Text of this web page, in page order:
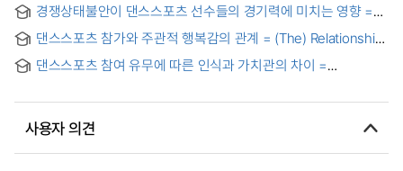
subjective well-being of the old
경쟁상태불안이 댄스스포츠 선수들의 경기력에 미치는 영향 =
players' performance
댄스스포츠 참가와 주관적 행복감의 관계 = (The) Relationship
Being
댄스스포츠 참여 유무에 따른 인식과 가치관의 차이 =
사용자 의견